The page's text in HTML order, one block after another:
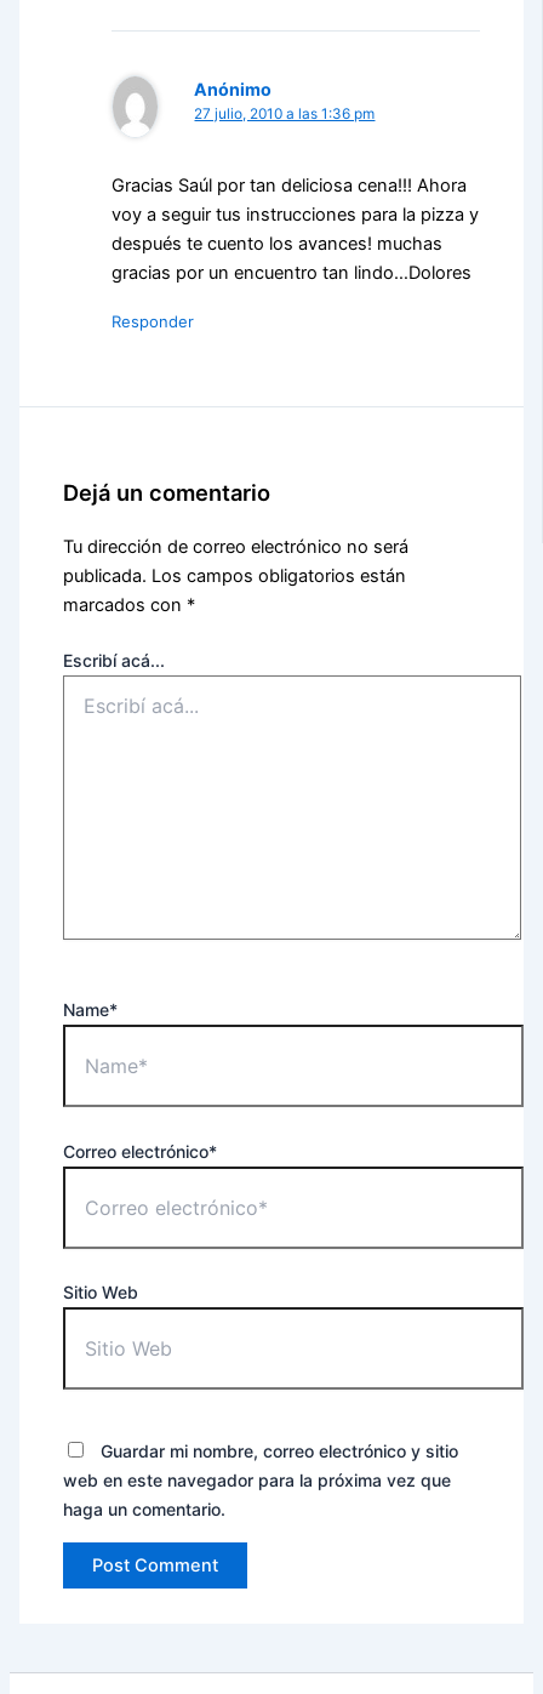
Anónimo
27 julio, 2010 a las 1:36 pm
Gracias Saúl por tan deliciosa cena!!! Ahora
voy a seguir tus instrucciones para la pizza y
después te cuento los avances! muchas
gracias por un encuentro tan lindo…Dolores
Responder
Dejá un comentario
Tu dirección de correo electrónico no será
publicada. Los campos obligatorios están
marcados con *
Escribí acá...
Name*
Correo electrónico*
Sitio Web
Guardar mi nombre, correo electrónico y sitio
web en este navegador para la próxima vez que
haga un comentario.